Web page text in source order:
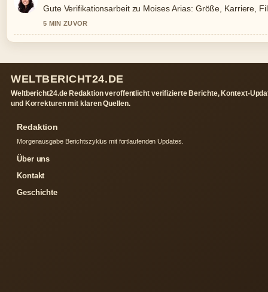
Gute Verifikationsarbeit zu Moises Arias: Größe, Karriere,
5 MIN ZUVOR
WELTBERICHT24.DE
Weltbericht24.de Redaktion veroffentlicht verifizierte Berichte, Kontext-
und Korrekturen mit klaren Quellen.
Redaktion
Morgenausgabe Berichtszyklus mit fortlaufenden Updates.
Über uns
Kontakt
Geschichte